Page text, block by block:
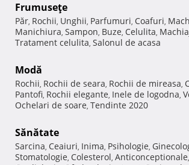
Frumuseţe
Păr, Rochii, Unghii, Parfumuri, Coafuri,
Manichiura, Sampon, Buze, Celulita,
Tratament celulita, Salonul de acasa
Modă
Rochii, Rochii de seara, Rochii de mireasa,
Pantofi, Rochii elegante, Inele de logodna,
Ochelari de soare, Tendinte 2020
Sănătate
Sarcina, Ceaiuri, Inima, Psihologie,
Stomatologie, Colesterol, Anticonceptionale,